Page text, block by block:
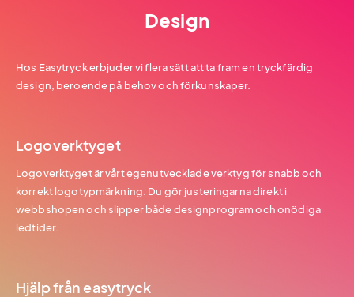
Design
Hos Easytryck erbjuder vi flera sätt att ta fram en tryckfärdig
design, beroende på behov och förkunskaper.
Logoverktyget
Logoverktyget är vårt egenutvecklade verktyg för snabb och
korrekt logotypmärkning. Du gör justeringarna direkt i
webbshopen och slipper både designprogram och onödiga
ledtider.
Hjälp från easytryck